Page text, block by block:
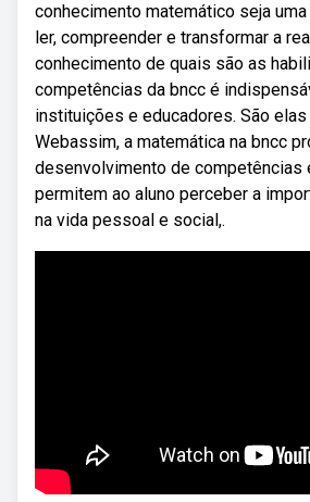
conhecimento matemático seja
ler, compreender e transformar a
conhecimento de quais são as
competências da bncc é
instituições e educadores. São elas
Webassim, a matemática na bncc
desenvolvimento de competências
permitem ao aluno perceber a
na vida pessoal e social,.